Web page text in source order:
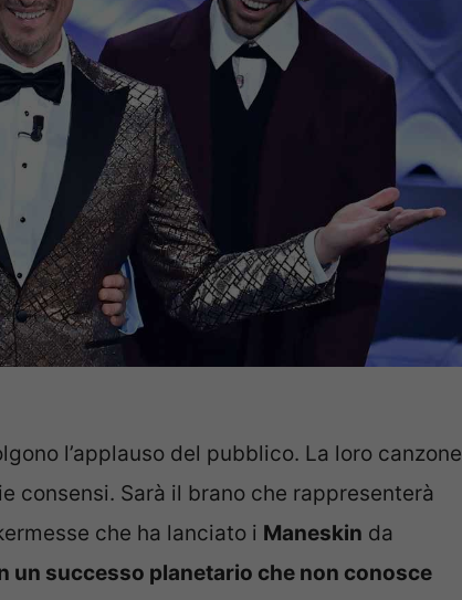
l’applauso del pubblico. La loro canzone
consensi. Sarà il brano che rappresenterà
che ha lanciato i Maneskin da
un successo planetario che non conosce